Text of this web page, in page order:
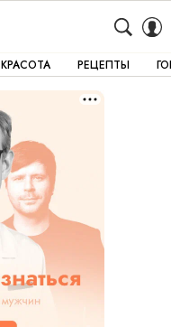
КРАСОТА РЕЦЕПТЫ